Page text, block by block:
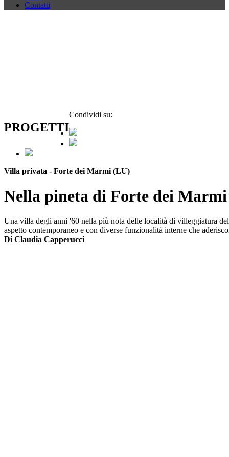
Contatti
PROGETTI
Condividi su:
Villa privata - Forte dei Marmi (LU)
Nella pineta di Forte dei Marmi
Una villa degli anni '60 nella più nota delle località di villeggiatura
aspetto contemporaneo e con diverse funzionalità interne che
Di Claudia Capperucci